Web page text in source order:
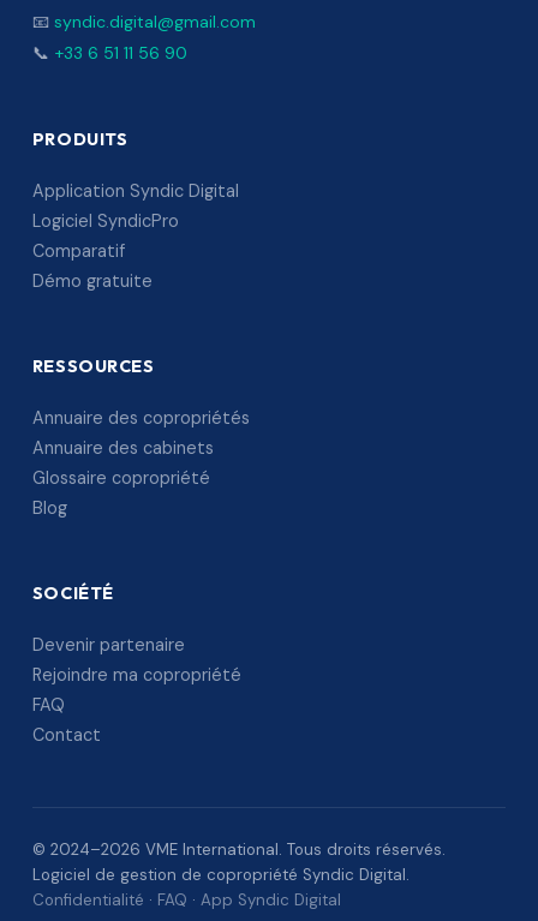
📧 syndic.digital@gmail.com
📞 +33 6 51 11 56 90
PRODUITS
Application Syndic Digital
Logiciel SyndicPro
Comparatif
Démo gratuite
RESSOURCES
Annuaire des copropriétés
Annuaire des cabinets
Glossaire copropriété
Blog
SOCIÉTÉ
Devenir partenaire
Rejoindre ma copropriété
FAQ
Contact
© 2024–2026 VME International. Tous droits réservés.
Logiciel de gestion de copropriété Syndic Digital.
Confidentialité · FAQ · App Syndic Digital